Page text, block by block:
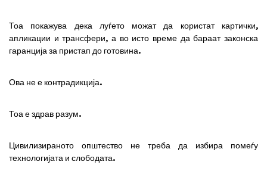
Тоа покажува дека луѓето можат да користат картички,
апликации и трансфери, а во исто време да бараат законска
гаранција за пристап до готовина.
Ова не е контрадикција.
Тоа е здрав разум.
Цивилизираното општество не треба да избира помеѓу
технологијата и слободата.